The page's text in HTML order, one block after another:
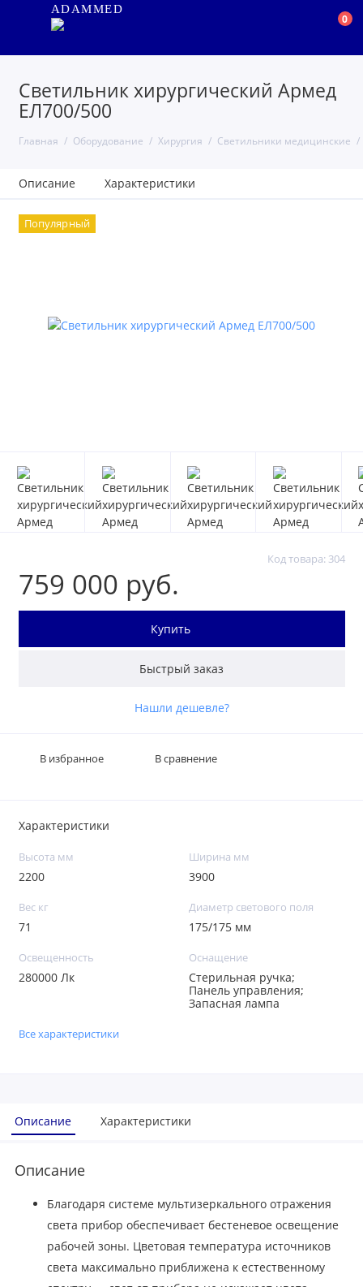
ADAMMED
0
Светильник хирургический Армед
ЕЛ700/500
Главная Оборудование Хирургия Светильники медицинские
Описание Характеристики
Популярный
Код товара: 304
759 000 руб.
Купить
Быстрый заказ
Нашли дешевле?
В избранное В сравнение
Характеристики
Высота мм
2200
Ширина мм
3900
Вес кг
71
Диаметр светового поля
175/175 мм
Освещенность
280000 Лк
Оснащение
Стерильная ручка;
Панель управления;
Запасная лампа
Все характеристики
Описание Характеристики
Описание
Благодаря системе мультизеркального отражения
света прибор обеспечивает бестеневое освещение
рабочей зоны. Цветовая температура источников
света максимально приближена к естественному